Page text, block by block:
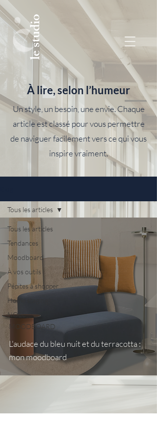
le studio
À lire, selon l’humeur
Un style, un besoin, une envie. Chaque
article est classé pour vous permettre
de naviguer facilement vers ce qui vous
inspire vraiment.
Tous les articles
Tendances
Moodboard
À vos outils
Pépites à shopper
Home staging
NOËL
Tous les articles
L'audace du bleu nuit et du terracotta :
mon moodboard
MOODBOARD